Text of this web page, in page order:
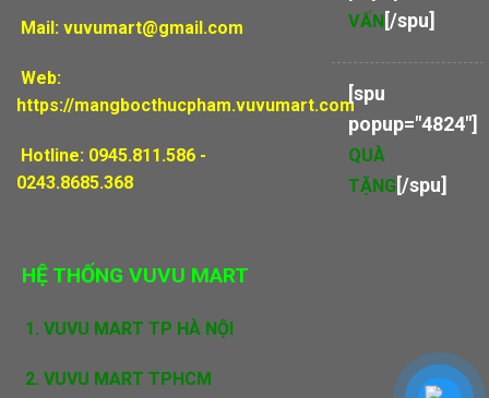
Mail: vuvumart@gmail.com
Web:
https://mangbocthucpham.vuvumart.com
Hotline: 0945.811.586 -
0243.8685.368
VẤN[/spu]
[spu
popup="4824"]
QUÀ
TẶNG[/spu]
HỆ THỐNG VUVU MART
1. VUVU MART TP HÀ NỘI
2. VUVU MART TPHCM